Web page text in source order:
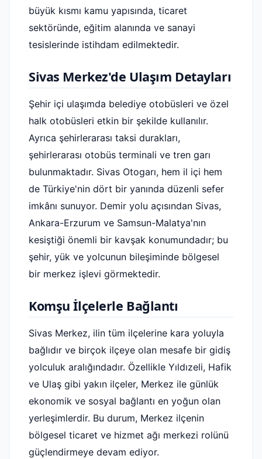
büyük kısmı kamu yapısında, ticaret
sektöründe, eğitim alanında ve sanayi
tesislerinde istihdam edilmektedir.
Sivas Merkez'de Ulaşım Detayları
Şehir içi ulaşımda belediye otobüsleri ve özel
halk otobüsleri etkin bir şekilde kullanılır.
Ayrıca şehirlerarası taksi durakları,
şehirlerarası otobüs terminali ve tren garı
bulunmaktadır. Sivas Otogarı, hem il içi hem
de Türkiye'nin dört bir yanında düzenli sefer
imkânı sunuyor. Demir yolu açısından Sivas,
Ankara-Erzurum ve Samsun-Malatya'nın
kesiştiği önemli bir kavşak konumundadır; bu
şehir, yük ve yolcunun bileşiminde bölgesel
bir merkez işlevi görmektedir.
Komşu İlçelerle Bağlantı
Sivas Merkez, ilin tüm ilçelerine kara yoluyla
bağlıdır ve birçok ilçeye olan mesafe bir gidiş
yolculuk aralığındadır. Özellikle Yıldızeli, Hafik
ve Ulaş gibi yakın ilçeler, Merkez ile günlük
ekonomik ve sosyal bağlantı en yoğun olan
yerleşimlerdir. Bu durum, Merkez ilçenin
bölgesel ticaret ve hizmet ağı merkezi rolünü
güçlendirmeye devam ediyor.